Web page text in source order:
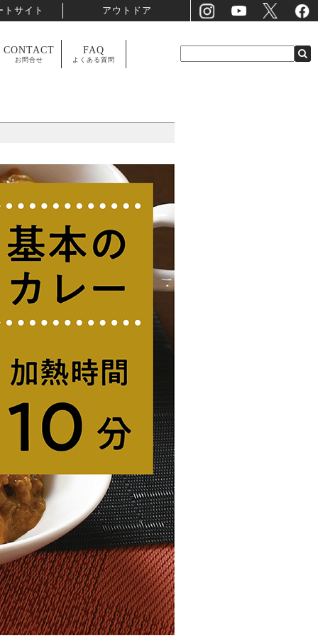
トサイト アウトドア
CONTACT
お問合せ
FAQ
よくある質問